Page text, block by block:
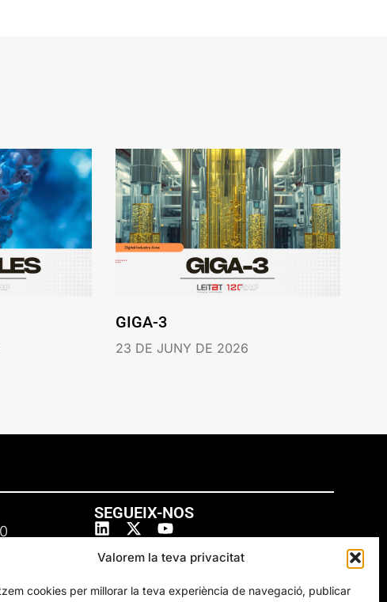
Valorem la teva privacitat
cookies per millorar la teva experiència de navegació, publicar
GIGA-3
23 DE JUNY DE 2026
SEGUEIX-NOS